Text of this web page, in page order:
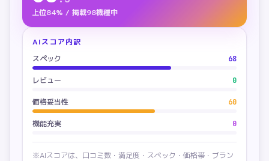
上位84% / 掲載98機種中
AIスコア内訳
スペック
68
レビュー 0
価格妥当性 60
機能充実 0
※AIスコアは、口コミ数・満足度・スペック・価格帯・ブラン